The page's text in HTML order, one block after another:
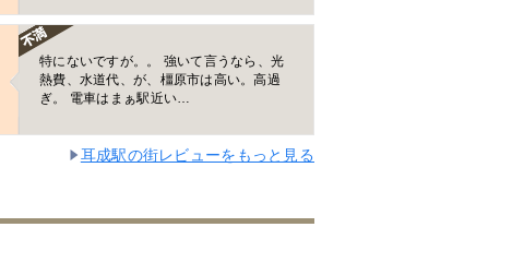
特にないですが。。 強いて言うなら、光
熱費、水道代、が、橿原市は高い。高過
ぎ。 電車はまぁ駅近い…
耳成駅の街レビューをもっと見る